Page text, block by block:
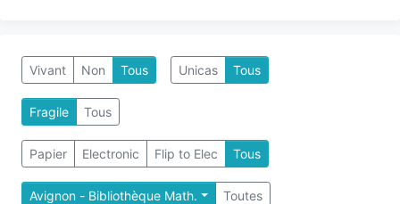
Vivant Non Tous Unicas Tous
Fragile Tous
Papier Electronic Flip to Elec Tous
Avignon - Bibliothèque Math. Toutes